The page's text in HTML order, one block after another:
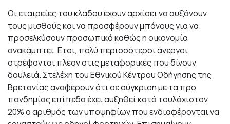
Οι εταιρείες του κλάδου έχουν αρχίσει να αυξάνουν
τους μισθούς και να προσφέρουν μπόνους για να
προσελκύσουν προσωπικό καθώς η οικονομία
ανακάμπτει. Ετσι, πολύ περισσότεροι άνεργοι
στρέφονται πλέον στις μεταφορικές που δίνουν
δουλειά. Στελέχη του Εθνικού Κέντρου Οδήγησης της
Βρετανίας αναφέρουν ότι σε σύγκριση με τα προ
πανδημίας επίπεδα έχει αυξηθεί κατά τουλάχιστον
20% ο αριθμός των υποψηφίων που ενδιαφέρονται να